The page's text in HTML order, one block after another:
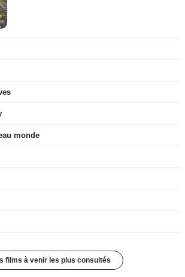
monde
films à venir les plus consultés